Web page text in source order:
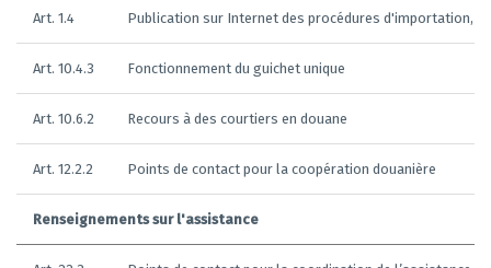
Art. 1.4 Publication sur Internet des procédures d'importation,
Art. 10.4.3 Fonctionnement du guichet unique
Art. 10.6.2 Recours à des courtiers en douane
Art. 12.2.2 Points de contact pour la coopération douanière
Renseignements sur l'assistance